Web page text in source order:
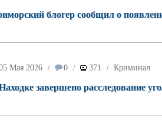
блогер сообщил о
Мая 2026 / 0 / 371 / Криминал
завершено расследование